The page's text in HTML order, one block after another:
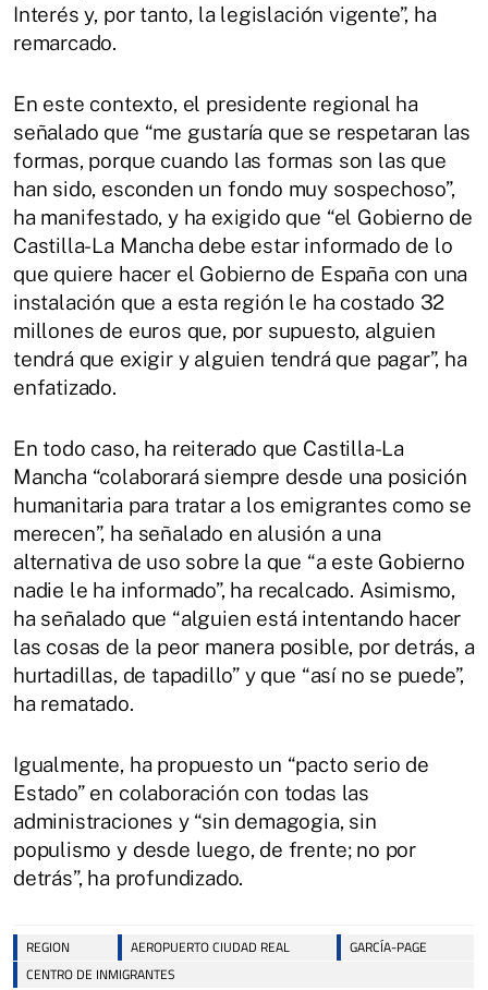
Interés y, por tanto, la legislación vigente”, ha
remarcado.
En este contexto, el presidente regional ha
señalado que “me gustaría que se respetaran las
formas, porque cuando las formas son las que
han sido, esconden un fondo muy sospechoso”,
ha manifestado, y ha exigido que “el Gobierno de
Castilla-La Mancha debe estar informado de lo
que quiere hacer el Gobierno de España con una
instalación que a esta región le ha costado 32
millones de euros que, por supuesto, alguien
tendrá que exigir y alguien tendrá que pagar”, ha
enfatizado.
En todo caso, ha reiterado que Castilla-La
Mancha “colaborará siempre desde una posición
humanitaria para tratar a los emigrantes como se
merecen”, ha señalado en alusión a una
alternativa de uso sobre la que “a este Gobierno
nadie le ha informado”, ha recalcado. Asimismo,
ha señalado que “alguien está intentando hacer
las cosas de la peor manera posible, por detrás, a
hurtadillas, de tapadillo” y que “así no se puede”,
ha rematado.
Igualmente, ha propuesto un “pacto serio de
Estado” en colaboración con todas las
administraciones y “sin demagogia, sin
populismo y desde luego, de frente; no por
detrás”, ha profundizado.
REGION AEROPUERTO CIUDAD REAL
GARCÍA-PAGE
CENTRO DE INMIGRANTES